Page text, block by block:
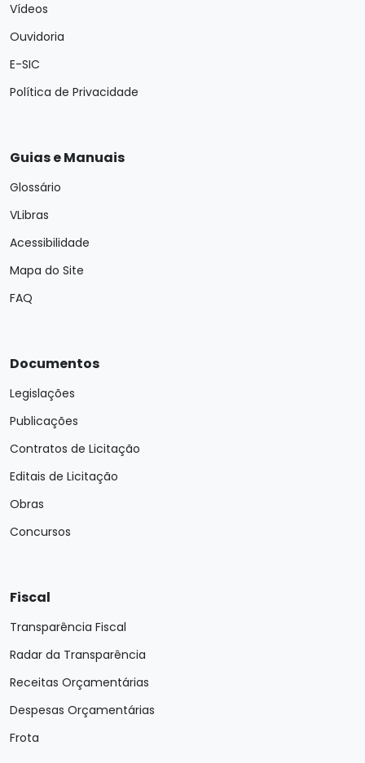
Vídeos
Ouvidoria
E-SIC
Política de Privacidade
Guias e Manuais
Glossário
VLibras
Acessibilidade
Mapa do Site
FAQ
Documentos
Legislações
Publicações
Contratos de Licitação
Editais de Licitação
Obras
Concursos
Fiscal
Transparência Fiscal
Radar da Transparência
Receitas Orçamentárias
Despesas Orçamentárias
Frota